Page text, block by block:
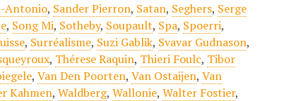
Antonio, Sander Pierron, Satan, Seghers, Serge
, Song Mi, Sotheby, Soupault, Spa, Spoerri,
, Surréalisme, Suzi Gablik, Svavar Gudnason,
, Thérese Raquin, Thieri Foulc, Tibor
,Van Den Poorten,Van Ostaijen,Van
Kahmen,Waldberg,Wallonie,Walter Fostier,